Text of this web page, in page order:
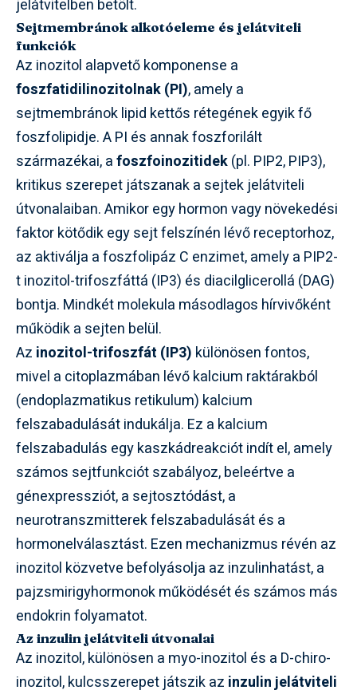
jelátvitelben betölt.
Sejtmembránok alkotóeleme és jelátviteli
funkciók
Az inozitol alapvető komponense a
foszfatidilinozitolnak (PI), amely a
sejtmembránok lipid kettős rétegének egyik fő
foszfolipidje. A PI és annak foszforilált
származékai, afoszfoinozitidek(pl. PIP2, PIP3),
kritikus szerepet játszanak a sejtek jelátviteli
útvonalaiban. Amikor egy hormon vagy növekedési
faktor kötődik egy sejt felszínén lévő receptorhoz,
az aktiválja a foszfolipáz C enzimet, amely a PIP2-
t inozitol-trifoszfáttá (IP3) és diacilglicerollá (DAG)
bontja. Mindkét molekula másodlagos hírvivőként
működik a sejten belül.
Az inozitol-trifoszfát (IP3) különösen fontos,
mivel a citoplazmában lévő kalcium raktárakból
(endoplazmatikus retikulum) kalcium
felszabadulását indukálja. Ez a kalcium
felszabadulás egy kaszkádreakciót indít el, amely
számos sejtfunkciót szabályoz, beleértve a
génexpressziót, a sejtosztódást, a
neurotranszmitterek felszabadulását és a
hormonelválasztást. Ezen mechanizmus révén az
inozitol közvetve befolyásolja az inzulinhatást, a
pajzsmirigyhormonok működését és számos más
endokrin folyamatot.
Az inzulin jelátviteli útvonalai
Az inozitol, különösen a myo-inozitol és a D-chiro-
inozitol, kulcsszerepet játszik az inzulin jelátviteli